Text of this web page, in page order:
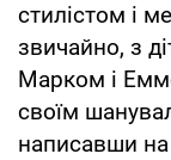
стилістом і
звичайно, з
Марком і
своїм
написавши на